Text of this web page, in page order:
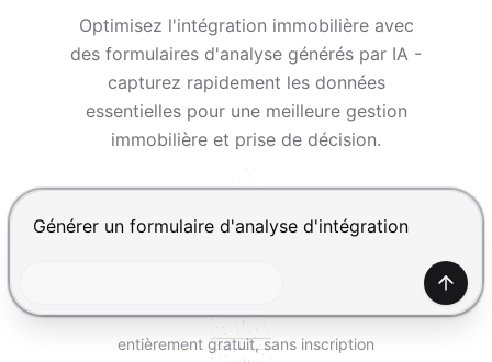
SE CONNECTER
ESSAYER GRATUITEMENT
Optimisez l'intégration immobilière avec
des formulaires d'analyse générés par IA -
capturez rapidement les données
essentielles pour une meilleure gestion
immobilière et prise de décision.
Appuyez sur Entrée pour envoyer, Maj+Entrée pour
entièrement gratuit, sans inscription